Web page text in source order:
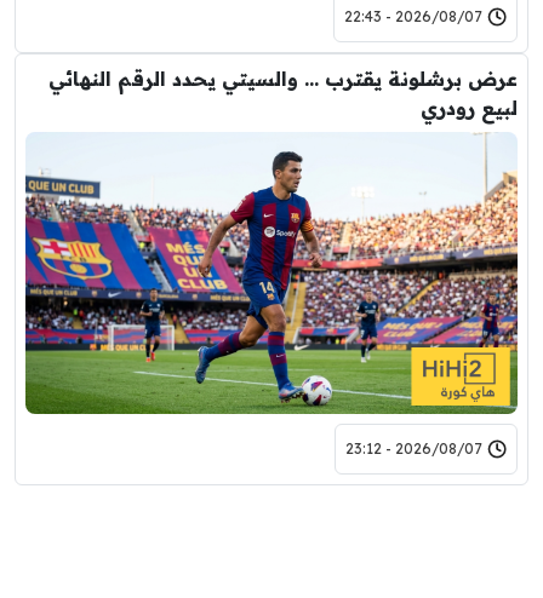
2026/08/07 - 22:43
عرض برشلونة يقترب … والسيتي يحدد الرقم النهائي
لبيع رودري
2026/08/07 - 23:12